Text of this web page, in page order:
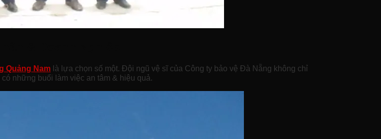
& Doanh Nghiệp
Quảng Nam là lựa chọn số một. Đội ngũ vệ sĩ của Công ty bảo vệ Đà Nẵng không chỉ
những buổi làm việc an tâm & hiệu quả.